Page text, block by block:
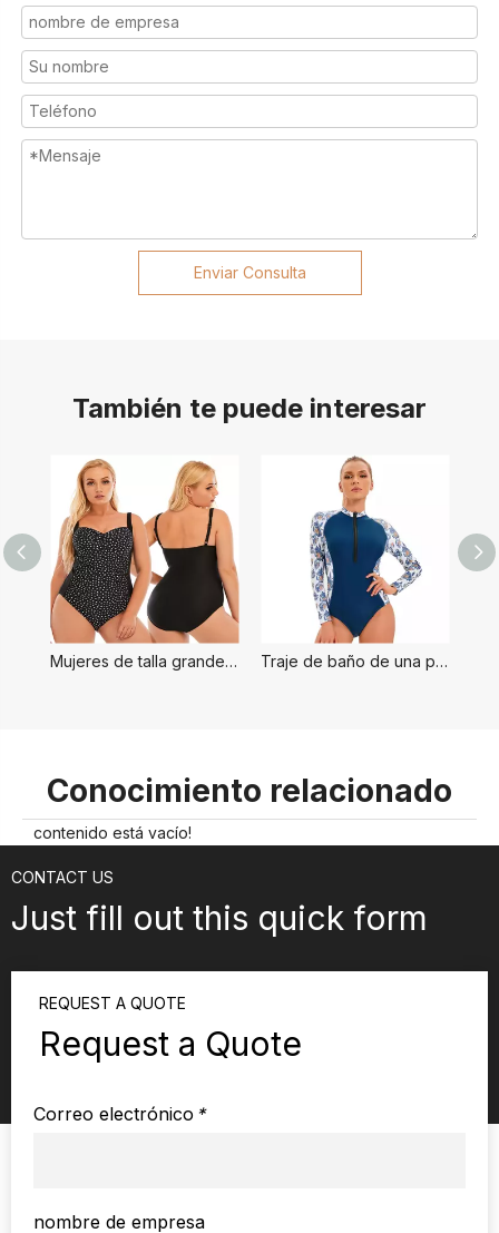
Enviar Consulta
También te puede interesar
Mujeres de talla grande en traje de baño Traje de baño de una pieza de corte alto para mujer
Conocimiento relacionado
contenido está vacío!
CONTACT US
Just fill out this quick form
REQUEST A QUOTE
Request a Quote
*
Correo electrónico
nombre de empresa